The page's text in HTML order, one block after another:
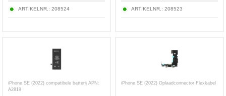
ARTIKELNR.: 208524 ARTIKELNR.: 208523
iPhone SE (2022) compatibele batterij APN:
A2819
iPhone SE (2022) Oplaadconnector Flexkabel